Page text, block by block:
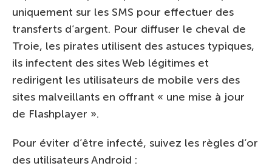
uniquement sur les SMS pour effectuer des
transferts d’argent. Pour diffuser le cheval de
Troie, les pirates utilisent des astuces typiques,
ils infectent des sites Web légitimes et
redirigent les utilisateurs de mobile vers des
sites malveillants en offrant « une mise à jour
de Flashplayer ».
Pour éviter d’être infecté, suivez les règles d’or
des utilisateurs Android :